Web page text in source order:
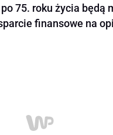
75. roku życia będą
finansowe na